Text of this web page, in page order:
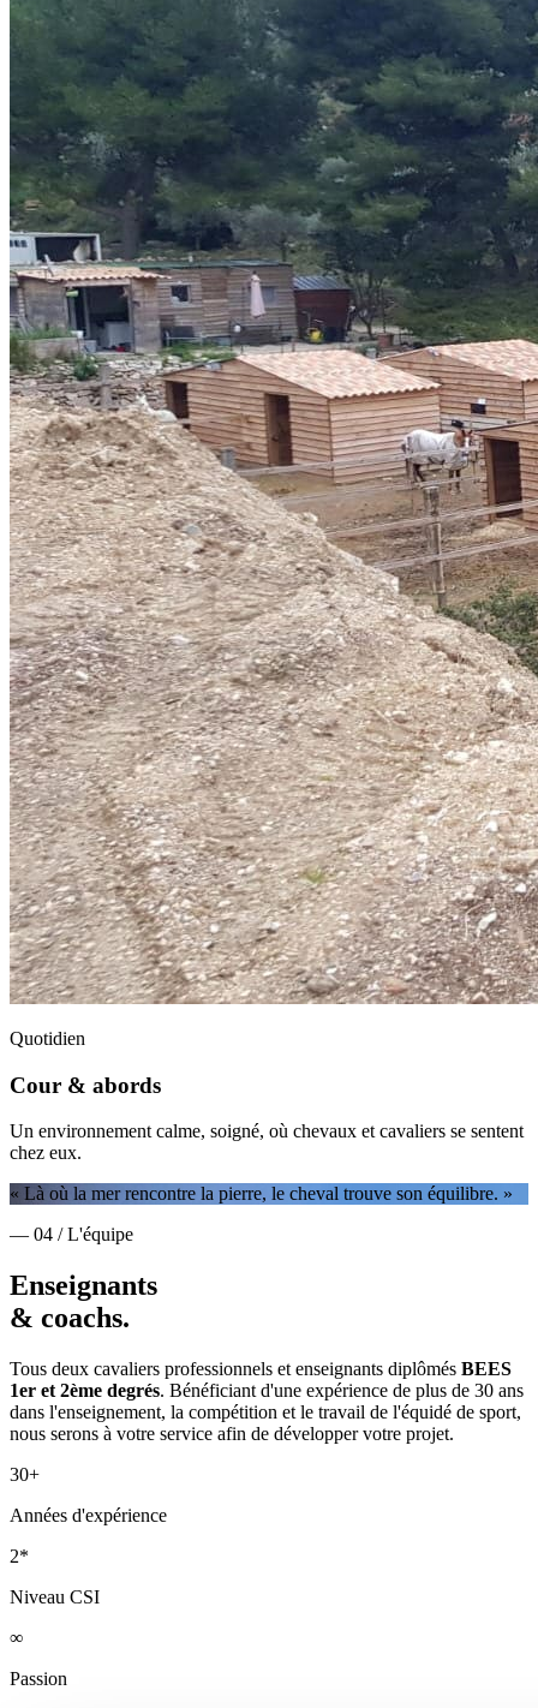
Quotidien
Cour & abords
Un environnement calme, soigné, où chevaux et cavaliers se sentent
chez eux.
« Là où la mer rencontre la pierre, le cheval trouve son équilibre. »
— 04 / L'équipe
Enseignants
& coachs.
Tous deux cavaliers professionnels et enseignants diplômés BEES
1er et 2ème degrés. Bénéficiant d'une expérience de plus de 30 ans
dans l'enseignement, la compétition et le travail de l'équidé de sport,
nous serons à votre service afin de développer votre projet.
30+
Années d'expérience
2*
Niveau CSI
∞
Passion